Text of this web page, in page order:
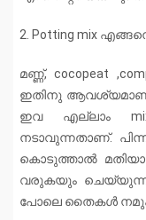
2. Potting mix
മണ്ണ്, cocopeat
ഇതിനു
ഇവ എല്ലാം
നടാവുന്നതാണ്.
കൊടുത്താൽ
വരുകയും
പോലെ തൈകൾ നമുക്ക്